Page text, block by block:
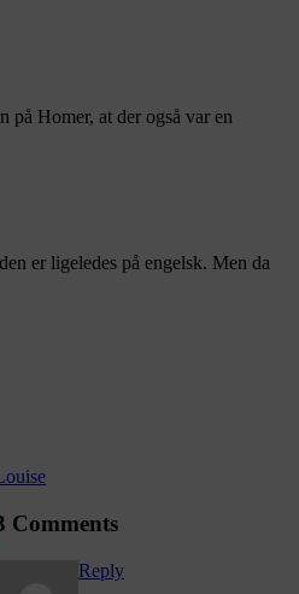
Homer, at der også var en
er ligeledes på engelsk. Men da
Comments
Reply